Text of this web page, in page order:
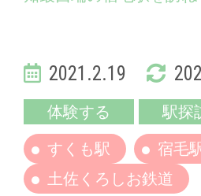
2021.2.19
体験する 駅探
すくも駅 宿毛
土佐くろしお鉄道